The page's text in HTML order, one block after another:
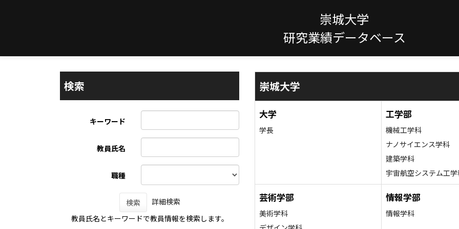
崇城大学
研究業績データベース
検索
キーワード
教員氏名
職種
検索
詳細検索
教員氏名とキーワードで教員情報を検索します。
崇城大学
大学
学長
工学部
機械工学科
ナノサイエンス学科
建築学科
宇宙航空システム工
芸術学部
美術学科
情報学部
情報学科